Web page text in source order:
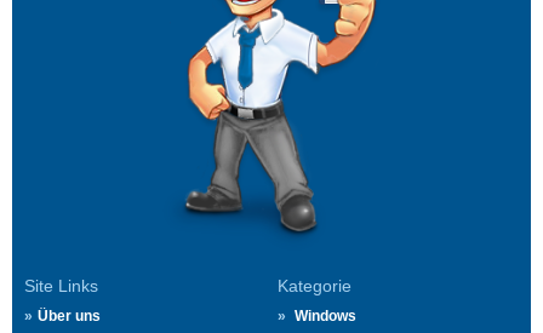
Site Links
Über uns
Kategorie
Windows